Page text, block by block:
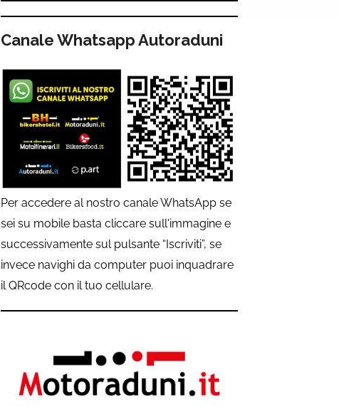
Canale Whatsapp Autoraduni
Per accedere al nostro canale WhatsApp se
sei su mobile basta cliccare sull'immagine e
successivamente sul pulsante “Iscriviti”, se
invece navighi da computer puoi inquadrare
il QRcode con il tuo cellulare.